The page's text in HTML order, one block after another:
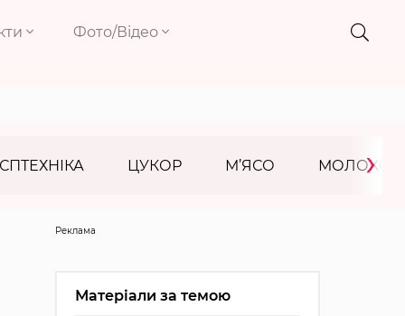
Фото/Відео
ЦУКОР М’ЯСО МОЛОКО
›
Реклама
Матеріали за темою